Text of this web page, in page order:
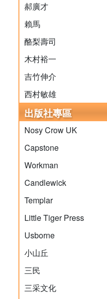
郝廣才
賴馬
酪梨壽司
木村裕一
吉竹伸介
西村敏雄
出版社專區
Nosy Crow UK
Capstone
Workman
Candlewick
Templar
Little Tiger Press
Usborne
小山丘
三民
三采文化